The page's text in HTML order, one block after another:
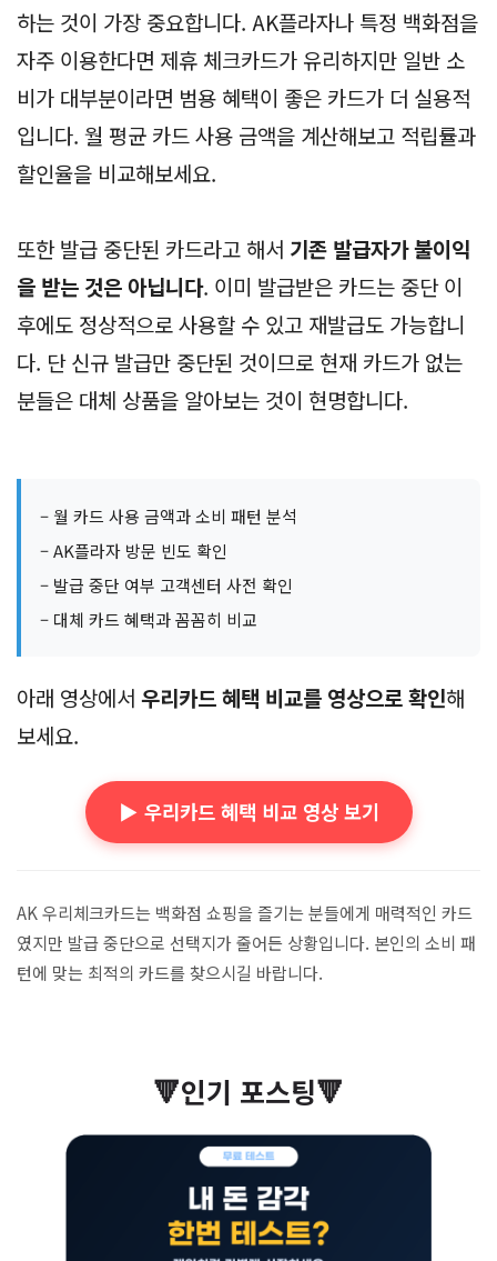
하는 것이 가장 중요합니다. AK플라자나 특정 백화점을
자주 이용한다면 제휴 체크카드가 유리하지만 일반 소
비가 대부분이라면 범용 혜택이 좋은 카드가 더 실용적
입니다. 월 평균 카드 사용 금액을 계산해보고 적립률과
할인율을 비교해보세요.
또한 발급 중단된 카드라고 해서 기존 발급자가 불이익
을 받는 것은 아닙니다. 이미 발급받은 카드는 중단 이
후에도 정상적으로 사용할 수 있고 재발급도 가능합니
다. 단 신규 발급만 중단된 것이므로 현재 카드가 없는
분들은 대체 상품을 알아보는 것이 현명합니다.
– 월 카드 사용 금액과 소비 패턴 분석
– AK플라자 방문 빈도 확인
– 발급 중단 여부 고객센터 사전 확인
– 대체 카드 혜택과 꼼꼼히 비교
아래 영상에서 우리카드 혜택 비교를 영상으로 확인해
보세요.
▶️ 우리카드 혜택 비교 영상 보기
AK 우리체크카드는 백화점 쇼핑을 즐기는 분들에게 매력적인 카드
였지만 발급 중단으로 선택지가 줄어든 상황입니다. 본인의 소비 패
턴에 맞는 최적의 카드를 찾으시길 바랍니다.
🔻인기 포스팅🔻